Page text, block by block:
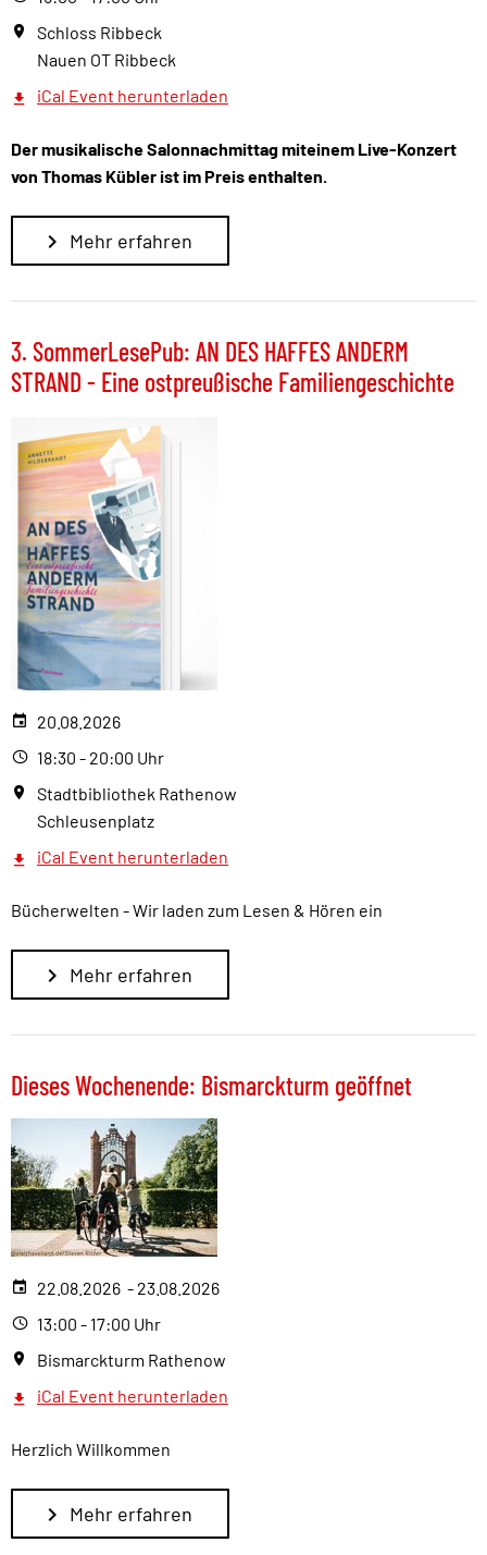
Schloss Ribbeck
Nauen OT Ribbeck
iCal Event herunterladen
Der musikalische Salonnachmittag miteinem Live-Konzert
von Thomas Kübler ist im Preis enthalten.
Mehr erfahren
3. SommerLesePub: AN DES HAFFES ANDERM
STRAND - Eine ostpreußische Familiengeschichte
20.08.2026
18:30 - 20:00 Uhr
Stadtbibliothek Rathenow
Schleusenplatz
iCal Event herunterladen
Bücherwelten - Wir laden zum Lesen & Hören ein
Mehr erfahren
Dieses Wochenende: Bismarckturm geöffnet
22.08.2026 - 23.08.2026
13:00 - 17:00 Uhr
Bismarckturm Rathenow
iCal Event herunterladen
Herzlich Willkommen
Mehr erfahren